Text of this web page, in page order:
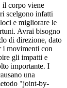
il corpo viene
scelgono infatti
e migliorare le
Avrai bisogno
di direzione, dato
i movimenti con
gli impatti e
importante. I
una
"joint-by-